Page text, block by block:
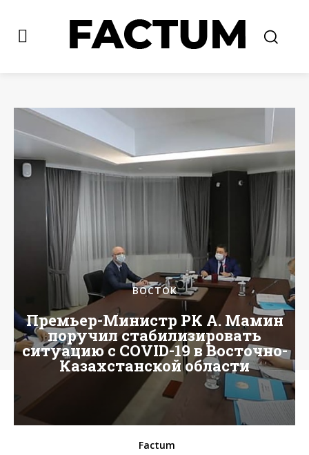
ВОСТОК
Премьер-Министр РК А. Мамин
поручил стабилизировать
ситуацию с COVID-19 в Восточно-
Казахстанской области
Factum